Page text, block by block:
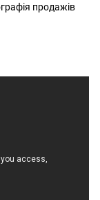
продажів